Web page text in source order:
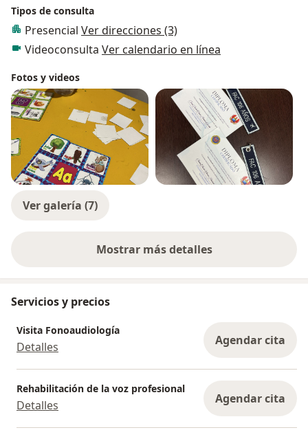
Tipos de consulta
Presencial Ver direcciones (3)
Videoconsulta Ver calendario en línea
Fotos y videos
Ver galería (7)
Mostrar más detalles
sobre la experiencia
Servicios y precios
Visita Fonoaudiología
Detalles Agendar cita
Rehabilitación de la voz profesional
Detalles Agendar cita